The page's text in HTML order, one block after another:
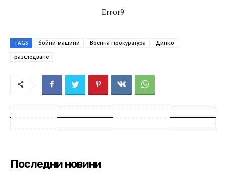
Error9
TAGS бойни машини Военна прокуратура
Динко
разследване
Последни новини